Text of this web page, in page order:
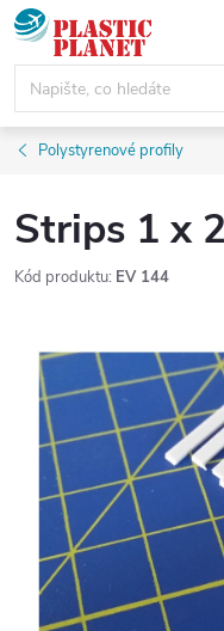
Přejít
na
obsah
Polystyrenové profily
Strips 1 x
Kód produktu: EV 144